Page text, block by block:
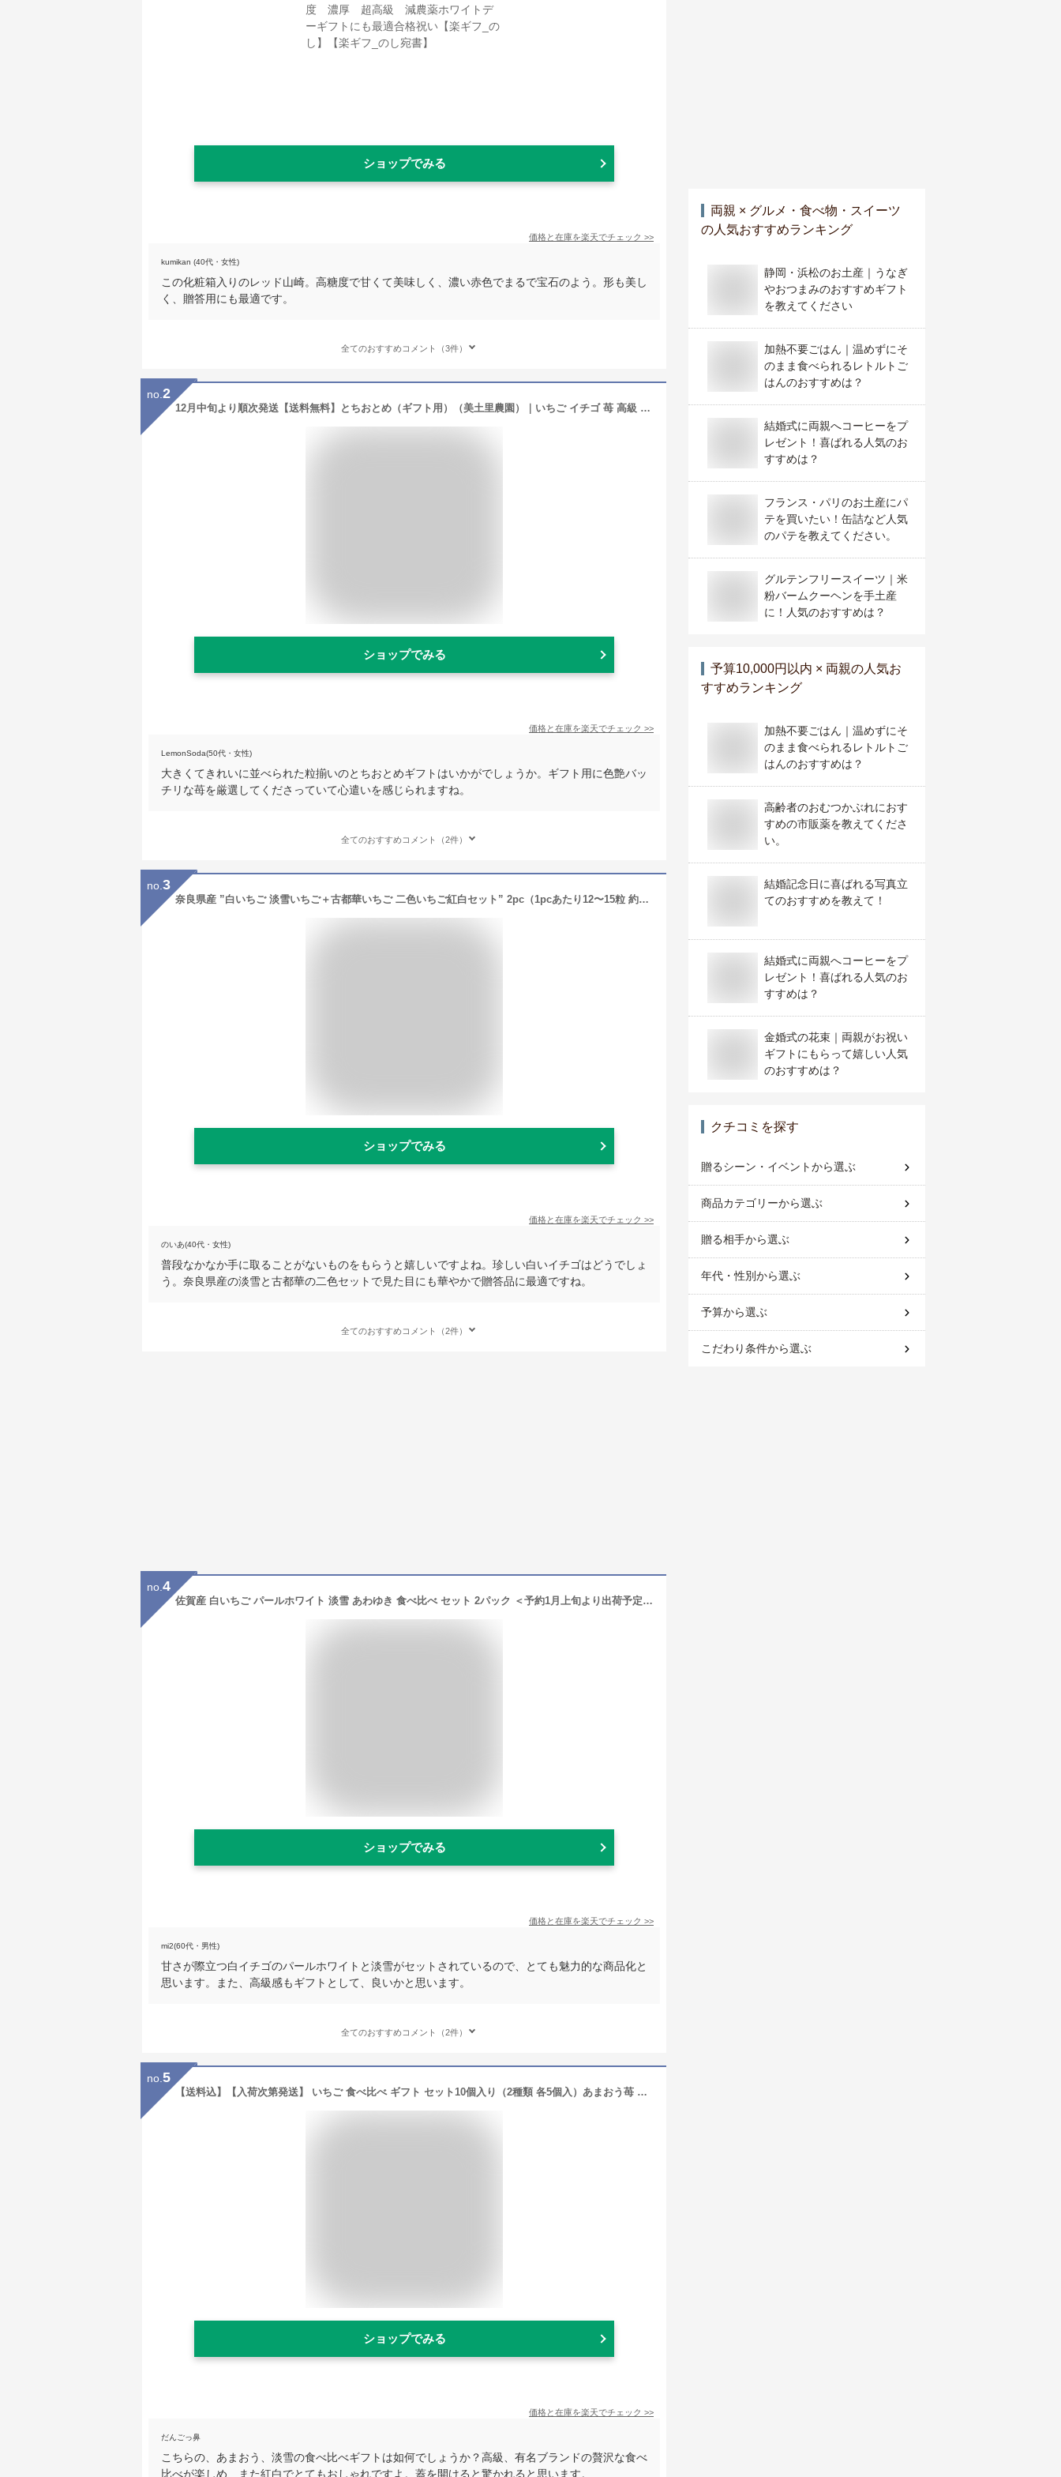
ショップでみる
価格と在庫を楽天でチェック >>
kumikan (40代・女性)
この化粧箱入りのレッド山崎。高糖度で甘くて美味しく、濃い赤色でまるで宝石のよう。形も美し
く、贈答用にも最適です。
全てのおすすめコメント（3件）
no. 2
12月中旬より順次発送【送料無料】とちおとめ（ギフト用）（美土里農園）｜いちご イチゴ 苺 高級 贈答用 贈り物 プレゼント 栃木県産 栃木産 国産【WS】【icp】
ショップでみる
価格と在庫を楽天でチェック >>
LemonSoda(50代・女性)
大きくてきれいに並べられた粒揃いのとちおとめギフトはいかがでしょうか。ギフト用に色艶バッ
チリな苺を厳選してくださっていて心遣いを感じられますね。
全てのおすすめコメント（2件）
no. 3
奈良県産 ”白いちご 淡雪いちご＋古都華いちご 二色いちご紅白セット” 2pc（1pcあたり12〜15粒 約300g）【予約 12月以降】 送料無料
ショップでみる
価格と在庫を楽天でチェック >>
のいあ(40代・女性)
普段なかなか手に取ることがないものをもらうと嬉しいですよね。珍しい白いイチゴはどうでしょ
う。奈良県産の淡雪と古都華の二色セットで見た目にも華やかで贈答品に最適ですね。
全てのおすすめコメント（2件）
no. 4
佐賀産 白いちご パールホワイト 淡雪 あわゆき 食べ比べ セット 2パック ＜予約1月上旬より出荷予定＞ イチゴ 苺 果物 フルーツ 農家直送 産地直送 大嶌屋（おおしまや）【gift】
ショップでみる
価格と在庫を楽天でチェック >>
mi2(60代・男性)
甘さが際立つ白イチゴのパールホワイトと淡雪がセットされているので、とても魅力的な商品化と
思います。また、高級感もギフトとして、良いかと思います。
全てのおすすめコメント（2件）
no. 5
【送料込】【入荷次第発送】 いちご 食べ比べ ギフト セット10個入り（2種類 各5個入）あまおう苺 ゆめのか 淡雪 紅白 手土産 誕生日 お礼 イチゴ くだもの フルーツ 果物 内祝い お供え プレゼント 贈り物 お返し クリスマス お歳暮
ショップでみる
価格と在庫を楽天でチェック >>
だんごっ鼻
こちらの、あまおう、淡雪の食べ比べギフトは如何でしょうか？高級、有名ブランドの贅沢な食べ
比べが楽しめ、また紅白でとてもおしゃれですよ。蓋を開けると驚かれると思います。
両親 × グルメ・食べ物・スイーツ
の人気おすすめランキング
静岡・浜松のお土産｜うなぎ
やおつまみのおすすめギフト
を教えてください
加熱不要ごはん｜温めずにそ
のまま食べられるレトルトご
はんのおすすめは？
結婚式に両親へコーヒーをプ
レゼント！喜ばれる人気のお
すすめは？
フランス・パリのお土産にパ
テを買いたい！缶詰など人気
のパテを教えてください。
グルテンフリースイーツ｜米
粉バームクーヘンを手土産
に！人気のおすすめは？
予算10,000円以内 × 両親の人気お
すすめランキング
加熱不要ごはん｜温めずにそ
のまま食べられるレトルトご
はんのおすすめは？
高齢者のおむつかぶれにおす
すめの市販薬を教えてくださ
い。
結婚記念日に喜ばれる写真立
てのおすすめを教えて！
結婚式に両親へコーヒーをプ
レゼント！喜ばれる人気のお
すすめは？
金婚式の花束｜両親がお祝い
ギフトにもらって嬉しい人気
のおすすめは？
クチコミを探す
贈るシーン・イベントから選ぶ
商品カテゴリーから選ぶ
贈る相手から選ぶ
年代・性別から選ぶ
予算から選ぶ
こだわり条件から選ぶ